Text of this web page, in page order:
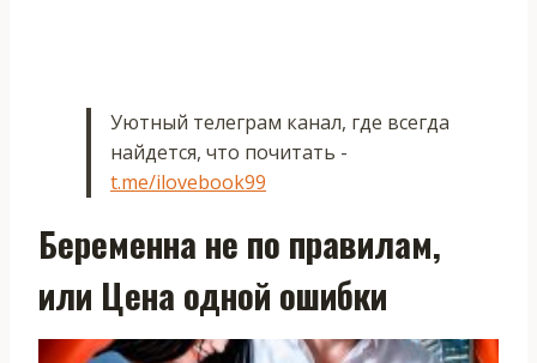
Уютный телеграм канал, где всегда
найдется, что почитать -
t.me/ilovebook99
Беременна не по правилам,
или Цена одной ошибки